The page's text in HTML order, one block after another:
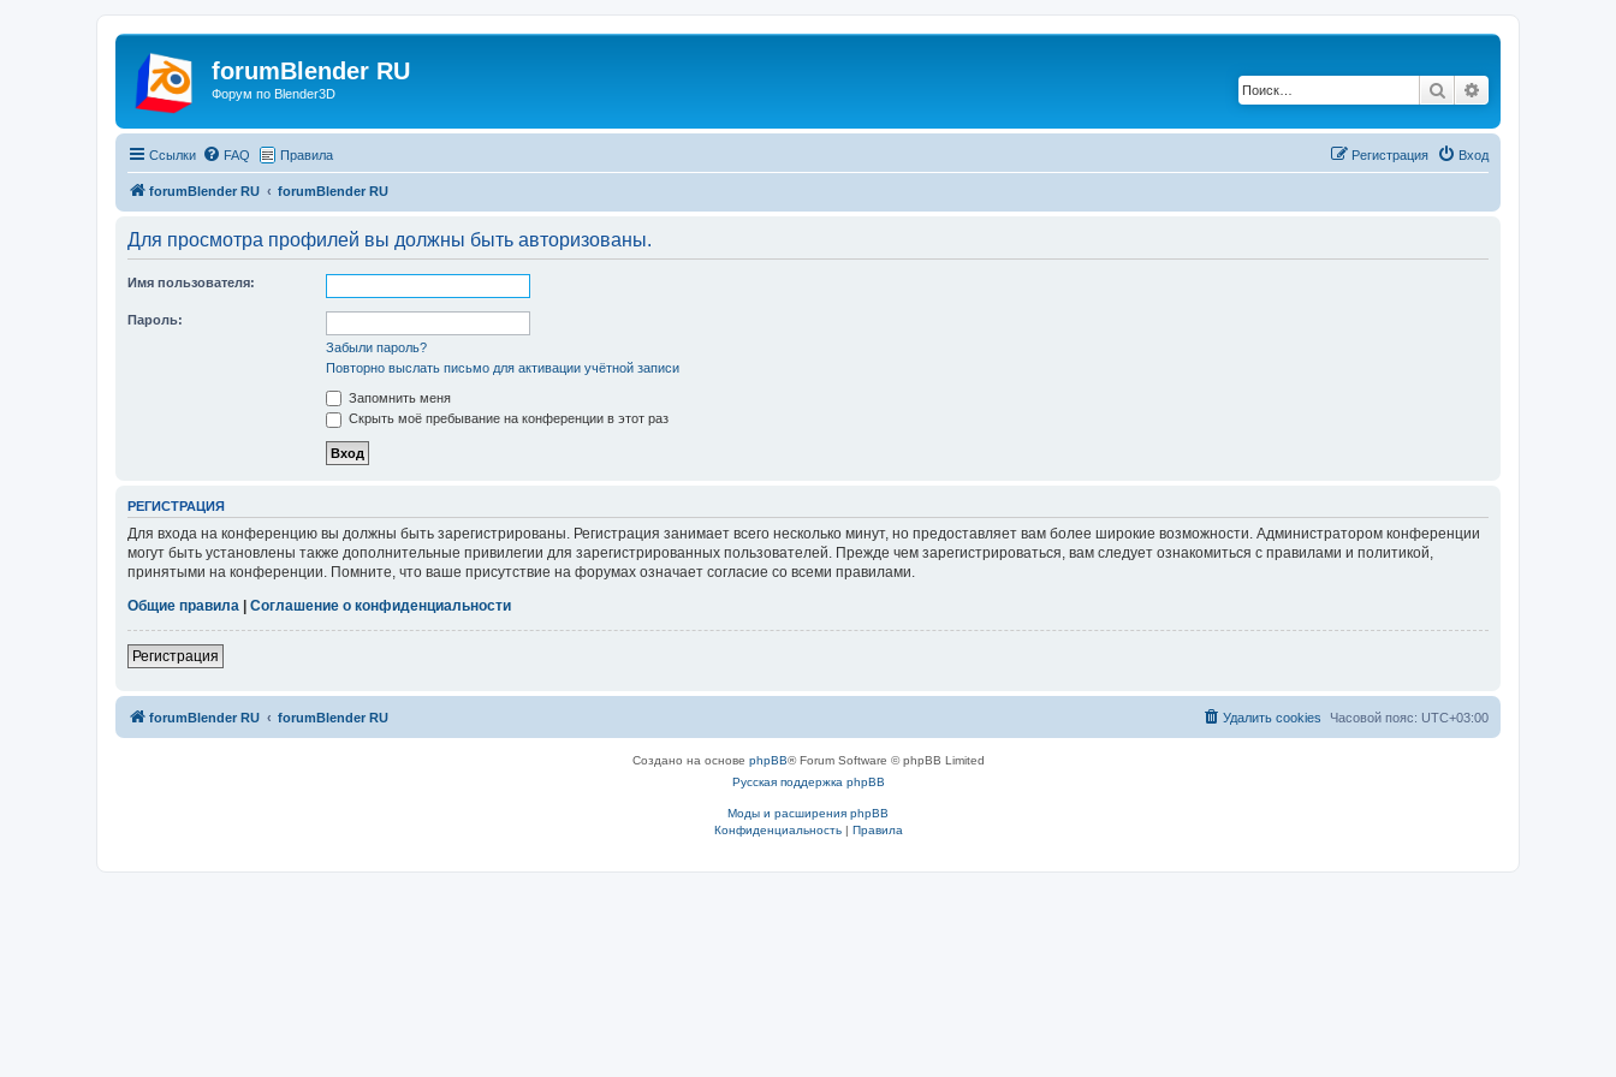
forumBlender RU
Форум по Blender3D Поиск
Ссылки FAQ Правила Вход
Регистрация
forumBlender RU forumBlender RU
Для просмотра профилей вы должны быть авторизованы.
Имя пользователя:
Пароль:
Забыли пароль?
Повторно выслать письмо для активации учётной записи
Запомнить меня
Скрыть моё пребывание на конференции в этот раз
РЕГИСТРАЦИЯ
Для входа на конференцию вы должны быть зарегистрированы. Регистрация занимает всего несколько минут, но предоставляет вам более широкие возможности. Администратором конференции
могут быть установлены также дополнительные привилегии для зарегистрированных пользователей. Прежде чем зарегистрироваться, вам следует ознакомиться с правилами и политикой,
принятыми на конференции. Помните, что ваше присутствие на форумах означает согласие со всеми правилами.
Общие правила
Соглашение о конфиденциальности
Регистрация
forumBlender RU forumBlender RU Часовой пояс: UTC+03:00
Удалить cookies
Создано на основе phpBB® Forum Software © phpBB Limited
Русская поддержка phpBB
Моды и расширения phpBB
Конфиденциальность| Правила